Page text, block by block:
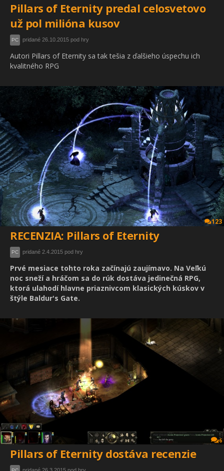
Pillars of Eternity predal celosvetovo
už pol milióna kusov
PC pridané 26.10.2015 pod hry
Autori Pillars of Eternity sa tak tešia z ďalšieho úspechu ich
kvalitného RPG
123
RECENZIA: Pillars of Eternity
PC pridané 2.4.2015 pod hry
Prvé mesiace tohto roka začínajú zaujímavo. Na Veľkú
noc sneží a hráčom sa do rúk dostáva jedinečná RPG,
ktorá ulahodí hlavne priaznivcom klasických kúskov v
štýle Baldur's Gate.
6
Pillars of Eternity dostáva recenzie